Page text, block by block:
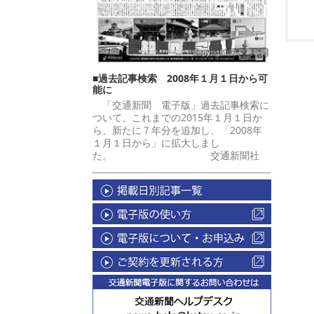
■過去記事検索 2008年１月１日から可
能に
「交通新聞 電子版」過去記事検索に
ついて、これまでの2015年１月１日か
ら、新たに７年分を追加し、「2008年
１月１日から」に拡大しまし
た。 交通新聞社